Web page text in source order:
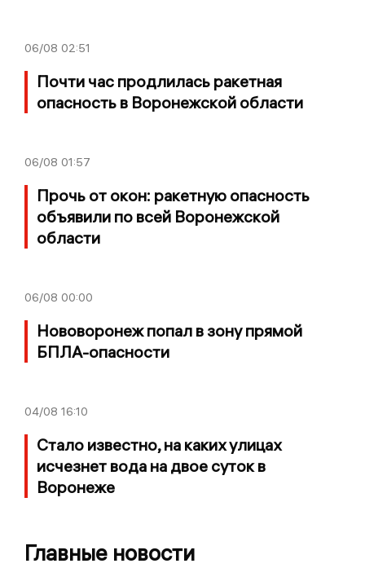
06/08 02:51
Почти час продлилась ракетная
опасность в Воронежской области
06/08 01:57
Прочь от окон: ракетную опасность
объявили по всей Воронежской
области
06/08 00:00
Нововоронеж попал в зону прямой
БПЛА-опасности
04/08 16:10
Стало известно, на каких улицах
исчезнет вода на двое суток в
Воронеже
Главные новости